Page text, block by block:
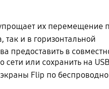
их перемещение
и в горизонтальной
предоставить в
сети или сохранить на
Flip по